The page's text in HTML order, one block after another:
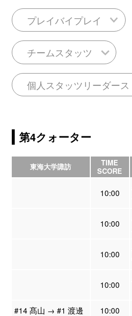
プレイバイプレイ
チームスタッツ
個人スタッツリーダース
第4クォーター
東海大学諏訪
TIME
SCORE
10:00
10:00
10:00
10:00
#14 髙山 → #1 渡邊
10:00